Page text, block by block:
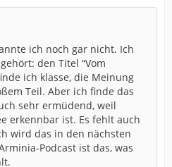
Inhalte erklären Sie sich
Daten an
Mehr Informationen dazu
zur Verfügung
ich noch gar nicht. Ich
den Titel “Vom
ich klasse, die Meinung
Teil. Aber ich finde das
sehr ermüdend, weil
erkennbar ist. Es fehlt auch
wird das in den nächsten
Podcast ist das, was